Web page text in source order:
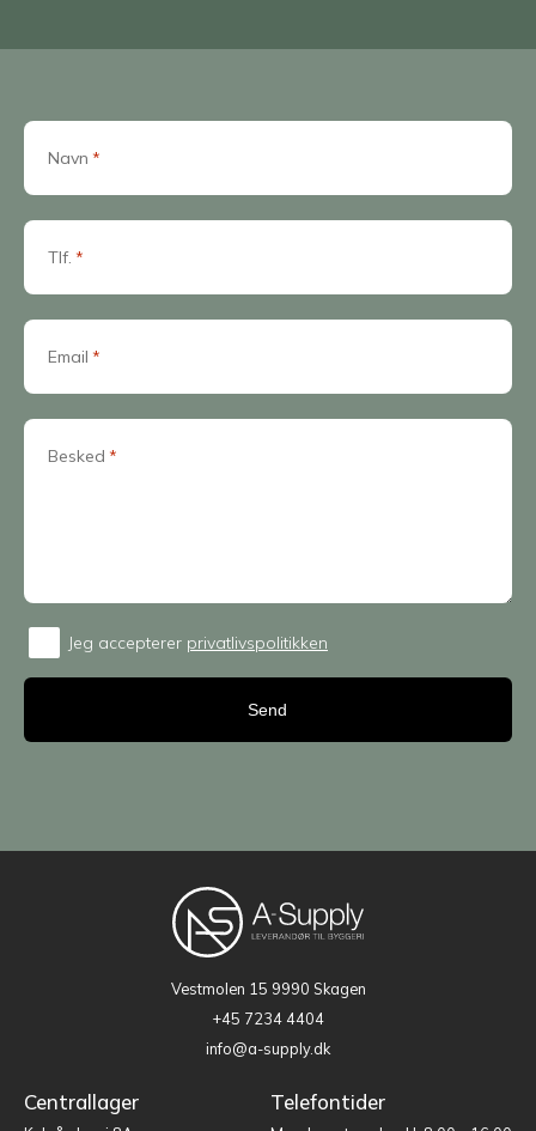
Navn *
Tlf. *
Email *
Besked *
Consent
Jeg accepterer privatlivspolitikken
Vestmolen 15 9990 Skagen
+45 7234 4404
info@a-supply.dk
Centrallager Telefontider